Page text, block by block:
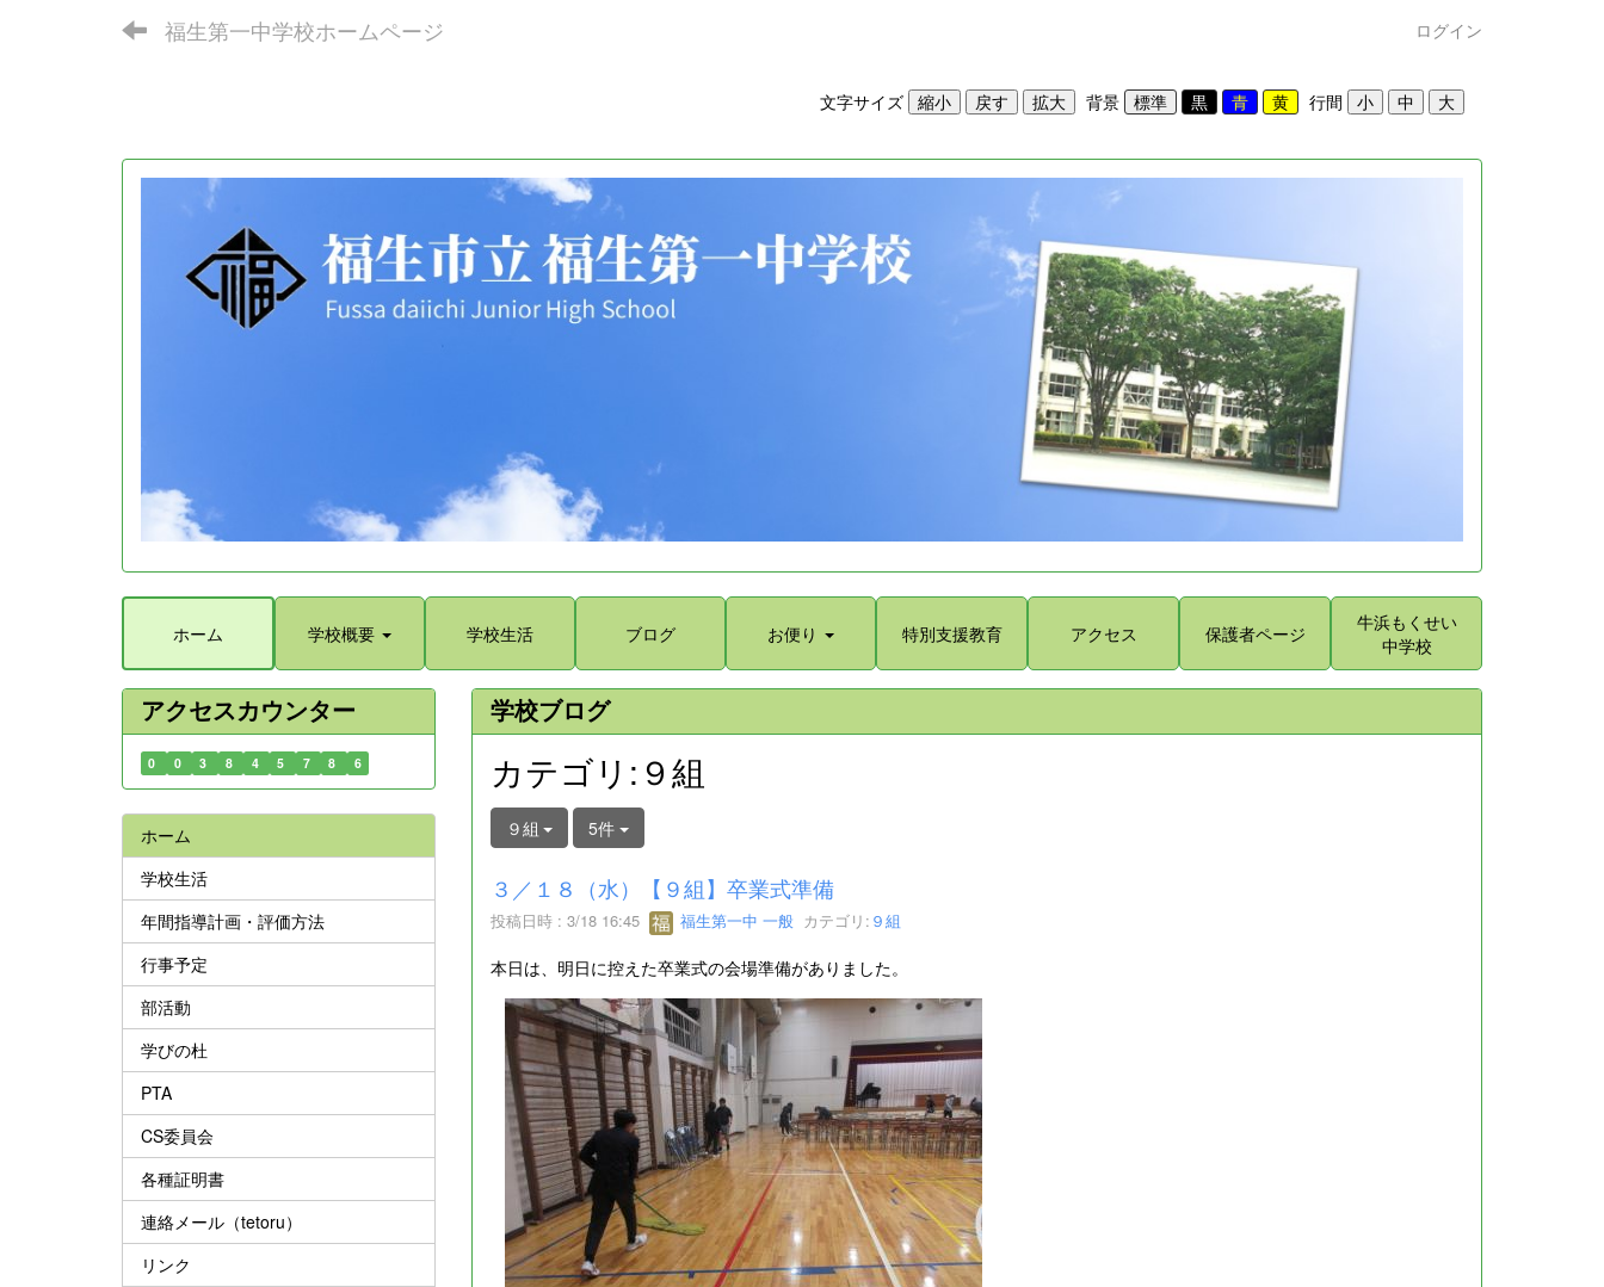
福生第一中学校ホームページ ログイン
文字サイズ 背景 行間
ホーム 学校概要 学校生活 ブログ お便り 特別支援教育 アクセス 保護者ページ
牛浜もくせい
中学校
学校ブログ
カテゴリ:９組
９組 5件
３／１８（水）【９組】卒業式準備
投稿日時 : 3/18 16:45 福生第一中 一般 カテゴリ: ９組
本日は、明日に控えた卒業式の会場準備がありました。
アクセスカウンター
0 0 3 8 4 5 7 8 6
ホーム
学校生活
年間指導計画・評価方法
行事予定
部活動
学びの杜
PTA
CS委員会
各種証明書
連絡メール（tetoru）
リンク